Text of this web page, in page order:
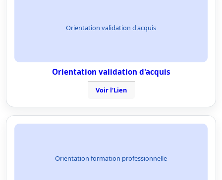
Orientation validation d'acquis
Orientation validation d'acquis
Voir l'Lien
Orientation formation professionnelle